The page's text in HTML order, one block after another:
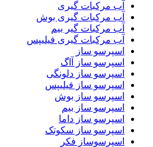
آب مرکبات گیری
آب مرکبات گیری بوش
آب مرکبات گیر بیم
آب مرکبات گیری فیلیپس
اسپرسو ساز
اسپرسو ساز آاگ
اسپرسو ساز دلونگی
اسپرسو ساز فیلیپس
اسپرسو ساز بوش
اسپرسو ساز بیم
اسپرسو ساز داما
اسپرسو ساز سکوتک
اسپرسوساز فکر